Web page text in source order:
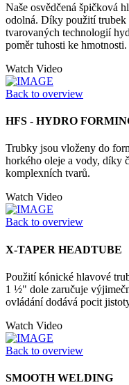
Naše osvědčená špičková
odolná. Díky použití trubek
tvarovaných technologií
poměr tuhosti ke hmotnosti.
Watch Video
Back to overview
HFS - HYDRO
Trubky jsou vloženy do
horkého oleje a vody, díky
komplexních tvarů.
Watch Video
Back to overview
X-TAPER HEADTUBE
Použití kónické hlavové
1 ½" dole zaručuje
ovládání dodává pocit
Watch Video
Back to overview
SMOOTH WELDING